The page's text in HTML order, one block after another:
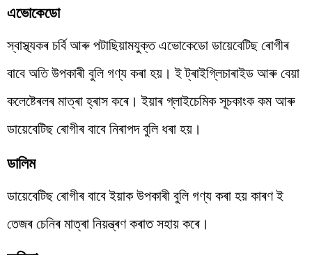
এভোকেডো
স্বাস্থ্যকৰ চৰ্বি আৰু পটাছিয়ামযুক্ত এভোকেডো ডায়েবেটিছ ৰোগীৰ
বাবে অতি উপকাৰী বুলি গণ্য কৰা হয়। ই ট্ৰাইগ্লিচাৰাইড আৰু বেয়া
কলেষ্টেৰলৰ মাত্ৰা হ্ৰাস কৰে। ইয়াৰ গ্লাইচেমিক সূচকাংক কম আৰু
ডায়েবেটিছ ৰোগীৰ বাবে নিৰাপদ বুলি ধৰা হয়।
ডালিম
ডায়েবেটিছ ৰোগীৰ বাবে ইয়াক উপকাৰী বুলি গণ্য কৰা হয় কাৰণ ই
তেজৰ চেনিৰ মাত্ৰা নিয়ন্ত্ৰণ কৰাত সহায় কৰে।